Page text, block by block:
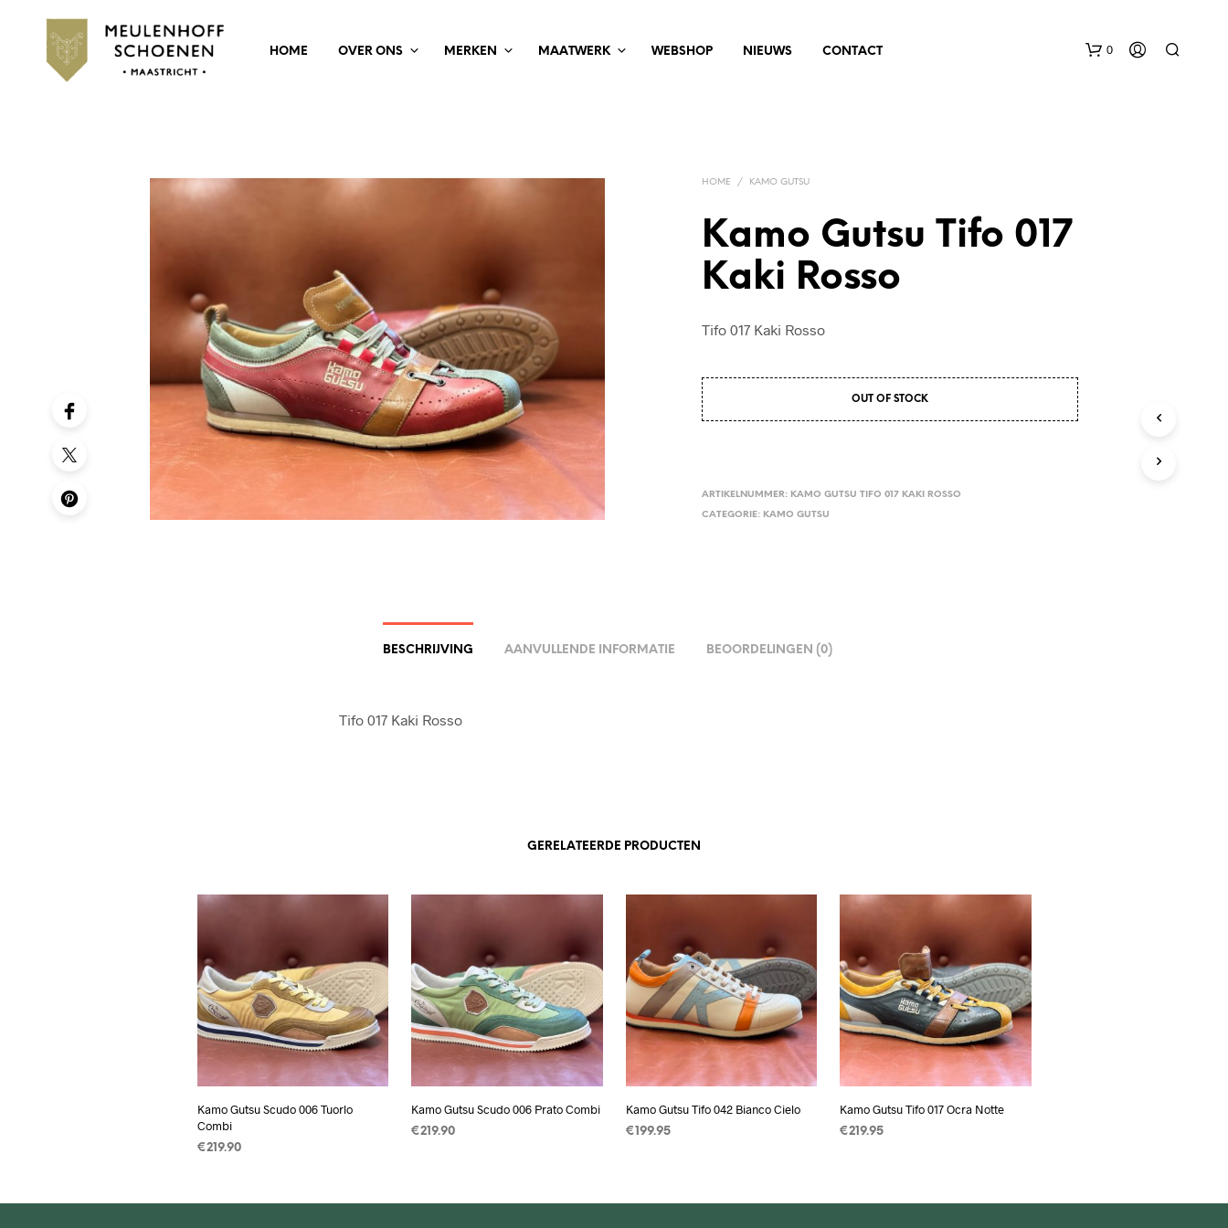
HOME OVER ONS MERKEN MAATWERK WEBSHOP NIEUWS CONTACT 0
HOME / KAMO GUTSU
Kamo Gutsu Tifo 017
Kaki Rosso
Tifo 017 Kaki Rosso
OUT OF STOCK
ARTIKELNUMMER: KAMO GUTSU TIFO 017 KAKI ROSSO
CATEGORIE: KAMO GUTSU
BESCHRIJVING AANVULLENDE INFORMATIE BEOORDELINGEN (0)
Tifo 017 Kaki Rosso
GERELATEERDE PRODUCTEN
Kamo Gutsu Scudo 006 Tuorlo
Combi
€219.90
Kamo Gutsu Scudo 006 Prato Combi
€219.90
heeft
Kamo Gutsu Tifo 042 Bianco Cielo
€ 199.95
heeft
Kamo Gutsu Tifo 017 Ocra Notte
€219.95
heeft